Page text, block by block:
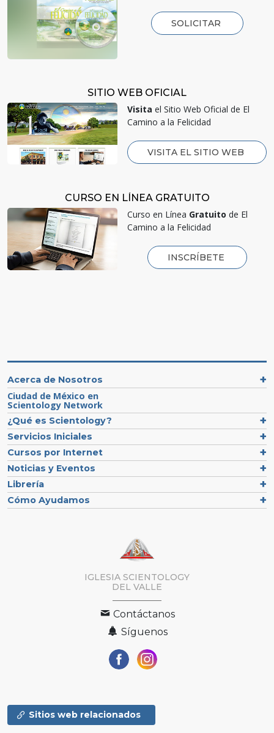
SOLICITAR
SITIO WEB OFICIAL
Visita el Sitio Web Oficial de El
Camino a la Felicidad
VISITA EL SITIO WEB
CURSO EN LÍNEA GRATUITO
Curso en Línea Gratuito de El
Camino a la Felicidad
INSCRÍBETE
Acerca de Nosotros
Ciudad de México en
Scientology Network
¿Qué es Scientology?
Servicios Iniciales
Cursos por Internet
Noticias y Eventos
Librería
Cómo Ayudamos
IGLESIA SCIENTOLOGY
DEL VALLE
Contáctanos
Síguenos
Sitios web relacionados